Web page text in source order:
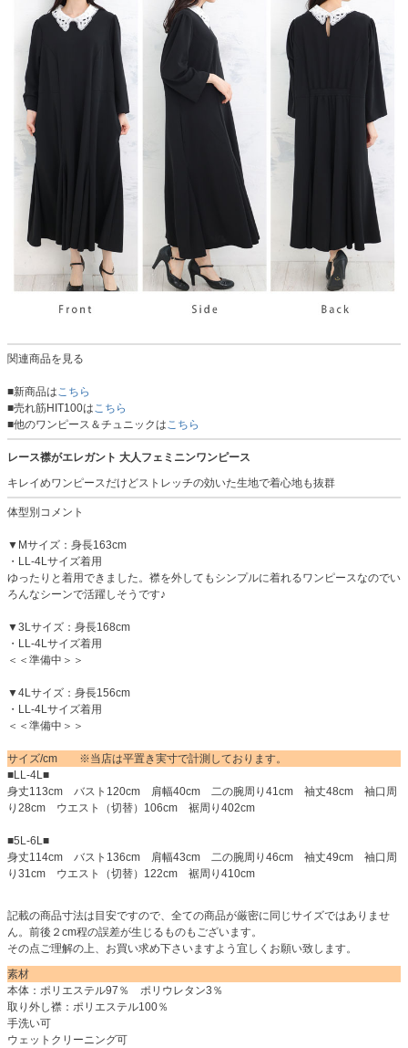
関連商品を見る
■新商品は こちら
■売れ筋HIT100は こちら
■他のワンピース＆チュニックは こちら
レース襟がエレガント 大人フェミニンワンピース
キレイめワンピースだけどストレッチの効いた生地で着心地も抜群
体型別コメント
▼Mサイズ：身長163cm
・LL-4Lサイズ着用
ゆったりと着用できました。襟を外してもシンプルに着れるワンピースなのでい
ろんなシーンで活躍しそうです♪
▼3Lサイズ：身長168cm
・LL-4Lサイズ着用
＜＜準備中＞＞
▼4Lサイズ：身長156cm
・LL-4Lサイズ着用
＜＜準備中＞＞
サイズ/cm ※当店は平置き実寸で計測しております。
■LL-4L■
身丈113cm バスト120cm 肩幅40cm 二の腕周り41cm 袖丈48cm 袖口周
り28cm ウエスト（切替）106cm 裾周り402cm
■5L-6L■
身丈114cm バスト136cm 肩幅43cm 二の腕周り46cm 袖丈49cm 袖口周
り31cm ウエスト（切替）122cm 裾周り410cm
記載の商品寸法は目安ですので、全ての商品が厳密に同じサイズではありませ
ん。前後２cm程の誤差が生じるものもございます。
その点ご理解の上、お買い求め下さいますよう宜しくお願い致します。
素材
本体：ポリエステル97％ ポリウレタン3％
取り外し襟：ポリエステル100％
手洗い可
ウェットクリーニング可